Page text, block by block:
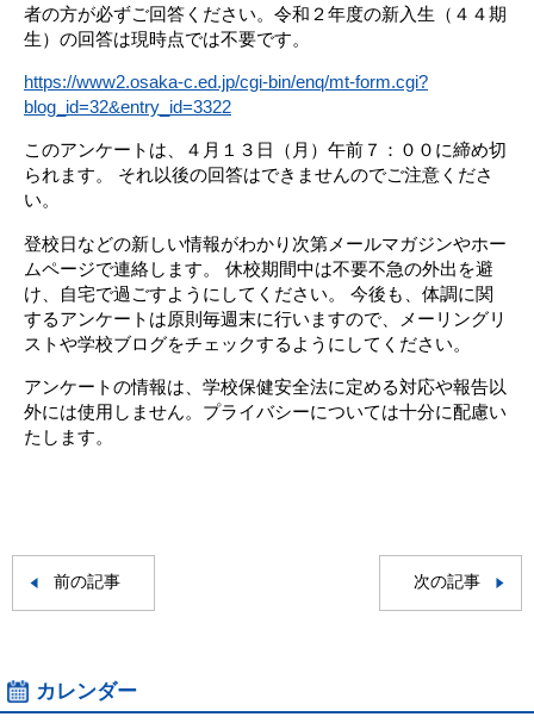
者の方が必ずご回答ください。令和２年度の新入生（４４期
生）の回答は現時点では不要です。
https://www2.osaka-c.ed.jp/cgi-bin/enq/mt-form.cgi?
blog_id=32&entry_id=3322
このアンケートは、４月１３日（月）午前７：００に締め切
られます。 それ以後の回答はできませんのでご注意くださ
い。
登校日などの新しい情報がわかり次第メールマガジンやホー
ムページで連絡します。 休校期間中は不要不急の外出を避
け、自宅で過ごすようにしてください。 今後も、体調に関
するアンケートは原則毎週末に行いますので、メーリングリ
ストや学校ブログをチェックするようにしてください。
アンケートの情報は、学校保健安全法に定める対応や報告以
外には使用しません。プライバシーについては十分に配慮い
たします。
前の記事 次の記事
カレンダー